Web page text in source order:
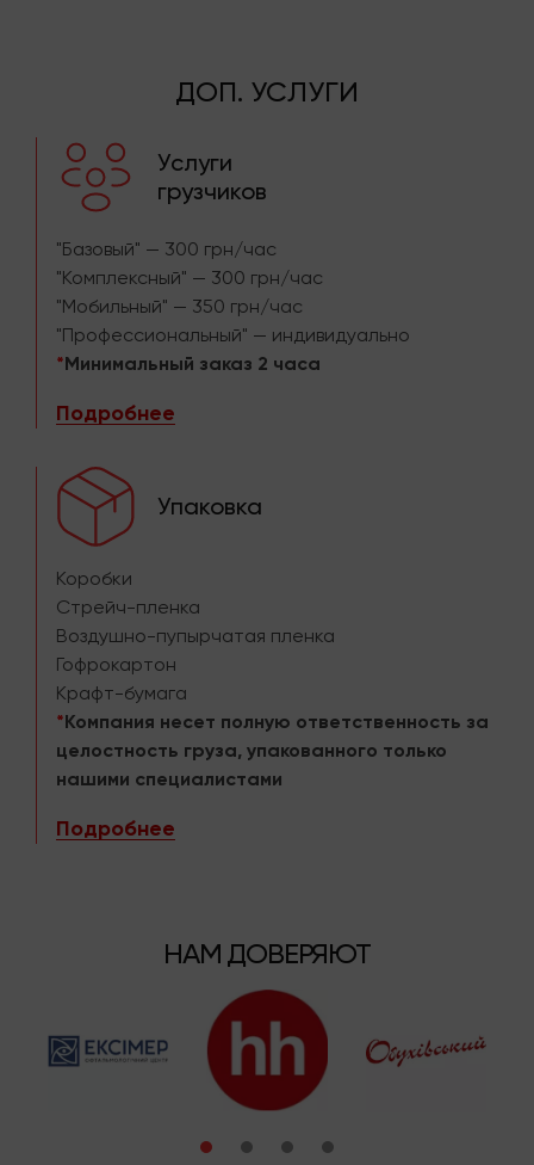
ДОП. УСЛУГИ
Услуги
грузчиков
"Базовый" — 300 грн/час
"Комплексный" — 300 грн/час
"Мобильный" — 350 грн/час
"Профессиональный" — индивидуально
*Минимальный заказ 2 часа
Подробнее
Упаковка
Коробки
Стрейч-пленка
Воздушно-пупырчатая пленка
Гофрокартон
Крафт-бумага
*Компания несет полную ответственность за
целостность груза, упакованного только
нашими специалистами
Подробнее
НАМ ДОВЕРЯЮТ